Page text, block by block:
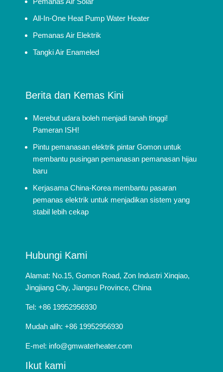
All-In-One Heat Pump Water Heater
Pemanas Air Elektrik
Tangki Air Enameled
Berita dan Kemas Kini
Merebut udara boleh menjadi tanah tinggi!
Pameran ISH!
Pintu pemanasan elektrik pintar Gomon untuk
membantu pusingan pemanasan pemanasan hijau
baru
Kerjasama China-Korea membantu pasaran
pemanas elektrik untuk menjadikan sistem yang
stabil lebih cekap
Hubungi Kami
Alamat: No.15, Gomon Road, Zon Industri Xinqiao,
Jingjiang City, Jiangsu Province, China
Tel: +86 19952956930
Mudah alih: +86 19952956930
E-mel: info@gmwaterheater.com
Ikut kami